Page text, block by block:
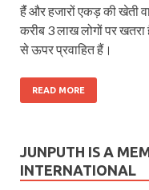
हैंं और हजारों एकड़ की खेती
करीब 3 लाख लोगों पर
से ऊपर प्रवाहित हैं।
READ MORE
JUNPUTH IS A
INTERNATIONAL